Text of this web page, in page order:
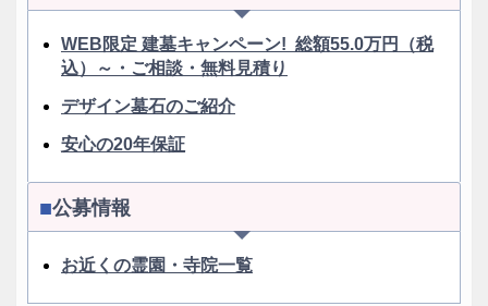
WEB限定 建墓キャンペーン! 総額55.0万円（税
込）～・ご相談・無料見積り
デザイン墓石のご紹介
安心の20年保証
公募情報
お近くの霊園・寺院一覧